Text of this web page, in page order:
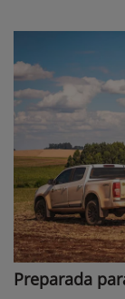
Preparada